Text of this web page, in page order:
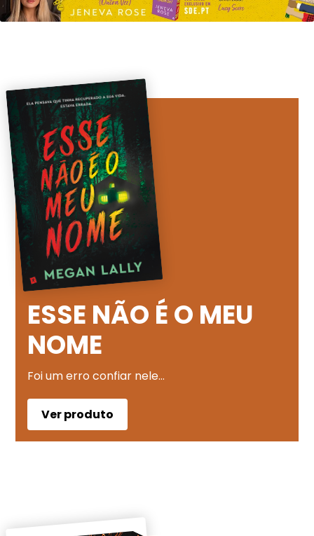
ESSE NÃO É O MEU
NOME
Foi um erro confiar nele…
Ver produto